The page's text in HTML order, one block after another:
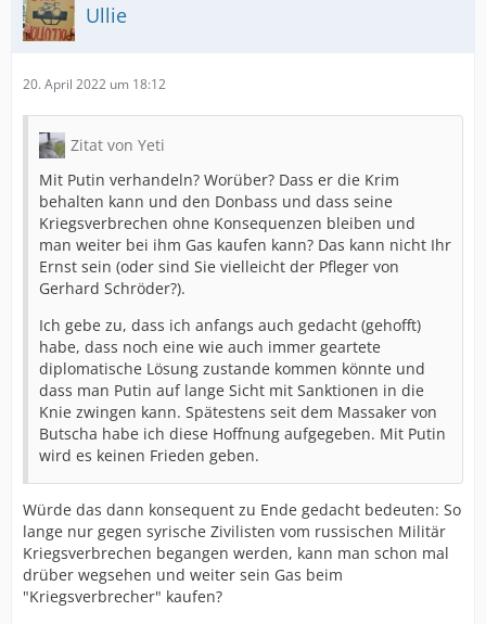
Ullie
20. April 2022 um 18:12
Zitat von Yeti
Mit Putin verhandeln? Worüber? Dass er die Krim
behalten kann und den Donbass und dass seine
Kriegsverbrechen ohne Konsequenzen bleiben und
man weiter bei ihm Gas kaufen kann? Das kann nicht Ihr
Ernst sein (oder sind Sie vielleicht der Pfleger von
Gerhard Schröder?).
Ich gebe zu, dass ich anfangs auch gedacht (gehofft)
habe, dass noch eine wie auch immer geartete
diplomatische Lösung zustande kommen könnte und
dass man Putin auf lange Sicht mit Sanktionen in die
Knie zwingen kann. Spätestens seit dem Massaker von
Butscha habe ich diese Hoffnung aufgegeben. Mit Putin
wird es keinen Frieden geben.
Würde das dann konsequent zu Ende gedacht bedeuten: So
lange nur gegen syrische Zivilisten vom russischen Militär
Kriegsverbrechen begangen werden, kann man schon mal
drüber wegsehen und weiter sein Gas beim
"Kriegsverbrecher" kaufen?